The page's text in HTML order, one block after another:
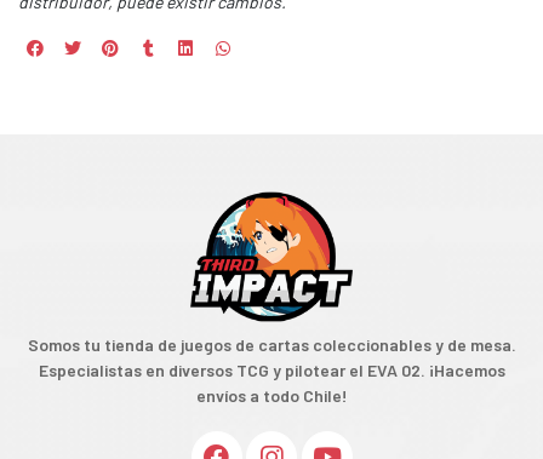
Somos tu tienda de juegos de cartas coleccionables y de mesa.
Especialistas en diversos TCG y pilotear el EVA 02. ¡Hacemos
envíos a todo Chile!